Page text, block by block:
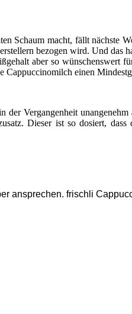
Schaum macht, fällt nächste
bezogen wird. Und das
aber so wünschenswert
Cappuccinomilch einen
der Vergangenheit unangenehm
Dieser ist so dosiert, dass
ansprechen. frischli